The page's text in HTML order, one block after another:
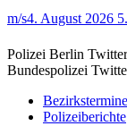
m/s4. August 2026
Polizei Berlin Twitter
Bundespolizei
Bezirkstermine
Polizeiberichte